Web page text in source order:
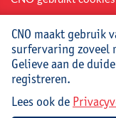
Over CNO
Contacteer CNO
CNO maakt gebruik
surfervaring zoveel
Gelieve aan de
registreren.
Lees ook de